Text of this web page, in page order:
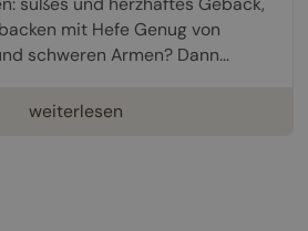
mit Hefe Genug von
schweren Armen? Dann...
weiterlesen